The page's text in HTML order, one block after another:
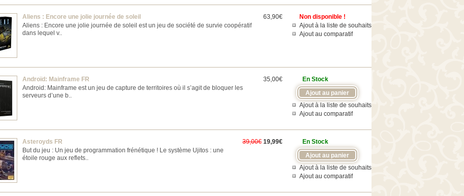
Non disponible !
Ajout à la liste de souhaits
Ajout au comparatif
63,90€
Aliens : Encore une jolie journée de soleil
Aliens : Encore une jolie journée de soleil est un jeu de société de survie coopératif
dans lequel v..
En Stock
Ajout à la liste de souhaits
Ajout au comparatif
35,00€
Androïd: Mainframe FR
Android: Mainframe est un jeu de capture de territoires où il s’agit de bloquer les
serveurs d’une b..
En Stock
Ajout à la liste de souhaits
Ajout au comparatif
39,00€ 19,99€
Asteroyds FR
But du jeu : Un jeu de programmation frénétique ! Le système Ujitos : une
étoile rouge aux reflets..